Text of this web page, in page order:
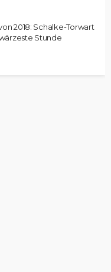
2018: Schalke-Torwart
Stunde